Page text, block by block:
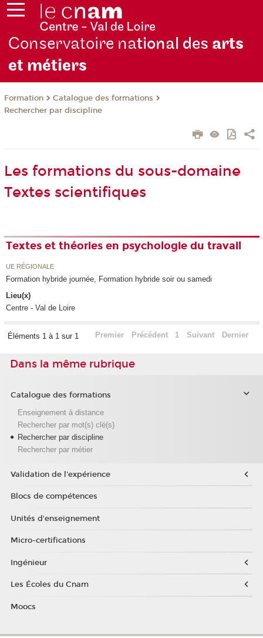
Conservatoire national des arts
et métiers
Formation
Catalogue des formations
Rechercher par discipline
Les formations du sous-domaine
Textes scientifiques
Textes et théories en psychologie du travail
UE RÉGIONALE
Formation hybride journée, Formation hybride soir ou samedi
Lieu(x)
Centre - Val de Loire
Éléments 1 à 1 sur 1 Premier Précédent 1 Suivant Dernier
Dans la même rubrique
Catalogue des formations
Enseignement à distance
Rechercher par mot(s) clé(s)
Rechercher par discipline
Rechercher par métier
Validation de l'expérience
Blocs de compétences
Unités d'enseignement
Micro-certifications
Ingénieur
Les Écoles du Cnam
Moocs